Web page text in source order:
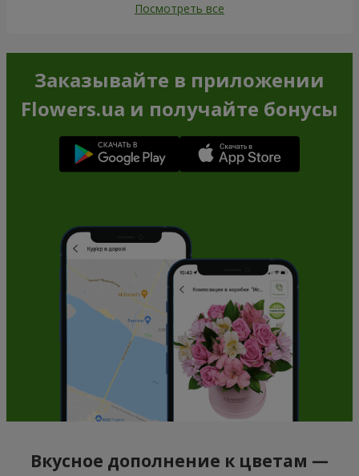
Посмотреть все
Заказывайте в приложении
Flowers.ua и получайте бонусы
Вкусное дополнение к цветам —